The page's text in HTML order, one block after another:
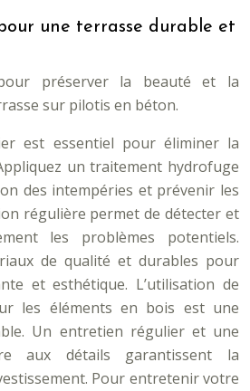
une terrasse durable et
préserver la beauté et la
sur pilotis en béton.
est essentiel pour éliminer la
un traitement hydrofuge
des intempéries et prévenir les
régulière permet de détecter et
les problèmes potentiels.
de qualité et durables pour
et esthétique. L’utilisation de
les éléments en bois est une
Un entretien régulier et une
aux détails garantissent la
Pour entretenir votre